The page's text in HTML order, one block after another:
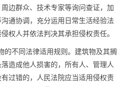
边群众、技术专家等询问查证，加
通协调，充分运用日常生活经验法
权人并依法判决其承担侵权责任。
的不同法律适用规则。建筑物及其搁
造成他人损害的，所有人、管理人
过错的，人民法院应当适用侵权责